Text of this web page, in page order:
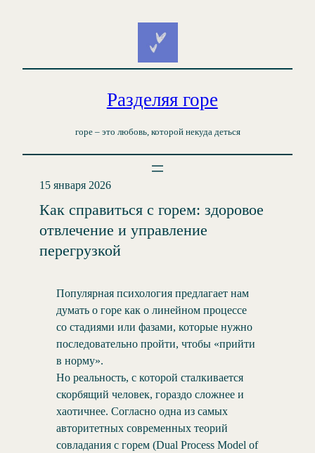
Разделяя горе
горе – это любовь, которой некуда деться
15 января 2026
Как справиться с горем: здоровое
отвлечение и управление
перегрузкой
Популярная психология предлагает нам
думать о горе как о линейном процессе
со стадиями или фазами, которые нужно
последовательно пройти, чтобы «прийти
в норму».
Но реальность, с которой сталкивается
скорбящий человек, гораздо сложнее и
хаотичнее. Согласно одна из самых
авторитетных современных теорий
совладания с горем (Dual Process Model of